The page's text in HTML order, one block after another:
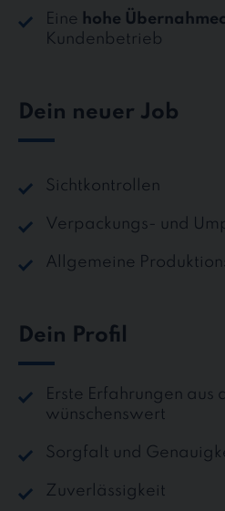
Eine hohe
Kundenbetrieb
Dein neuer Job
Sichtkontrollen
Verpackungs- und
Allgemeine
Dein Profil
Erste Erfahrungen aus
wünschenswert
Sorgfalt und
Zuverlässigkeit